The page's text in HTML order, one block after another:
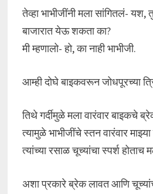
तेव्हा भाभीजींनी मला सांगितलं- यश,
बाजारात येऊ शकता का?
मी म्हणालो- हो, का नाही भाभीजी.
आम्ही दोघे बाइकवरून जोधपूरच्या
तिथे गर्दीमुळे मला वारंवार बाइकचे
त्यामुळे भाभीजींचे स्तन वारंवार माझ्या
त्यांच्या रसाळ चूच्यांचा स्पर्श
अशा प्रकारे ब्रेक लावत आणि